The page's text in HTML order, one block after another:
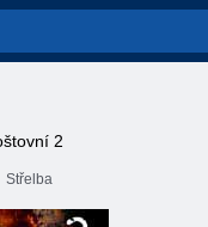
2
Střelba